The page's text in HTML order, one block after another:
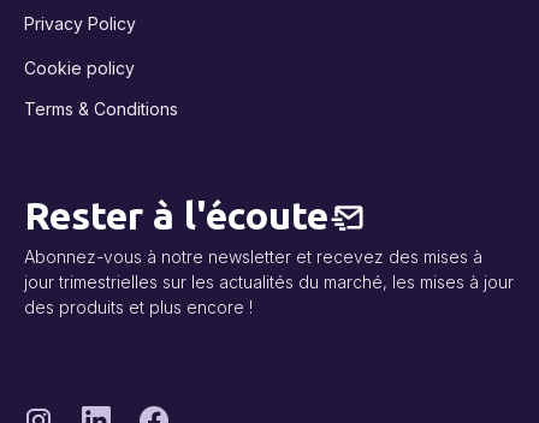
Privacy Policy
Cookie policy
Terms & Conditions
Rester à l'écoute
Abonnez-vous à notre newsletter et recevez des mises à
jour trimestrielles sur les actualités du marché, les mises à jour
des produits et plus encore !